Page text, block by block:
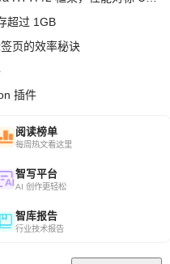
超过 1GB
页的效率秘诀
插件
阅读榜单
每周热文看这里
智写平台
AI 创作更轻松
智库报告
行业技术报告